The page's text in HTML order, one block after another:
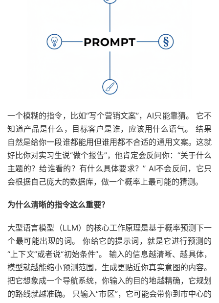
一个模糊的指令，比如“写个营销文案”，AI只能靠猜。 它不
知道产品是什么，目标客户是谁，应该用什么语气。 结果
自然是给你一段谁都能用但谁用都不合适的通用文案。这就
好比你对实习生说“做个报告”，他肯定会反问你：“关于什么
主题的？给谁看的？有什么具体要求？” AI不会反问，它只
会根据自己庞大的数据库，做一个概率上最可能的猜测。
为什么清晰的指令这么重要？
大型语言模型（LLM）的核心工作原理是基于概率预测下一
个最可能出现的词。 你给它的提示词，就是它进行预测的
“上下文”或者说“初始条件”。 输入的信息越清晰、越具体，
模型就越能缩小预测范围，生成更贴近你真实意图的内容。
把它想象成一个导航系统，你输入的目的地越精确，它规划
的路线就越准确。 只输入“市区”，它可能会带你到市中心的